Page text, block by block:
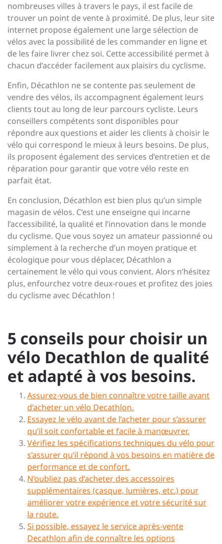
nombreuses villes à travers le pays, il est facile de
trouver un point de vente à proximité. De plus, leur site
internet propose également une large sélection de
vélos avec la possibilité de les commander en ligne et
de les faire livrer chez soi. Cette accessibilité permet à
chacun d’accéder facilement aux plaisirs du cyclisme.
Enfin, Décathlon ne se contente pas seulement de
vendre des vélos, ils accompagnent également leurs
clients tout au long de leur parcours cycliste. Leurs
conseillers compétents sont disponibles pour
répondre aux questions et aider les clients à choisir le
vélo qui correspond le mieux à leurs besoins. De plus,
ils proposent également des services d’entretien et de
réparation pour garantir que votre vélo reste en
parfait état.
En conclusion, Décathlon est bien plus qu’un simple
magasin de vélos. C’est une enseigne qui incarne
l’accessibilité, la qualité et l’innovation dans le monde
du cyclisme. Que vous soyez un amateur passionné ou
simplement à la recherche d’un moyen pratique et
écologique pour vous déplacer, Décathlon a
certainement le vélo qui vous convient. Alors n’hésitez
plus, enfourchez votre deux-roues et profitez des joies
du cyclisme avec Décathlon !
5 conseils pour choisir un
vélo Decathlon de qualité
et adapté à vos besoins.
Assurez-vous de bien connaître votre taille avant
d’acheter un vélo Decathlon.
Essayez le vélo avant de l’acheter pour s’assurer
qu’il soit confortable et facile à manœuvrer.
Vérifiez les spécifications techniques du vélo pour
s’assurer qu’il répond à vos besoins en matière de
performance et de confort.
N’oubliez pas d’acheter des accessoires
supplémentaires (casque, lumières, etc.) pour
améliorer votre expérience et votre sécurité sur
la route.
Si possible, essayez le service après-vente
Decathlon afin de connaître les options